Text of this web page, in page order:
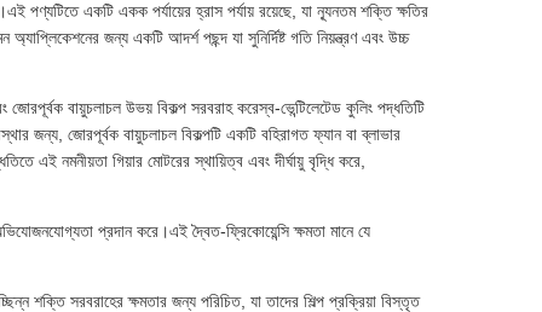
পণ্যটিতে একটি একক পর্যায়ের হ্রাস পর্যায় রয়েছে, যা ন্যূনতম শক্তি ক্ষতির
জন্য একটি আদর্শ পছন্দ যা সুনির্দিষ্ট গতি নিয়ন্ত্রণ এবং উচ্চ
বায়ুচলাচল উভয় বিকল্প সরবরাহ করেস্ব-ভেন্টিলেটেড কুলিং পদ্ধতিটি
জন্য, জোরপূর্বক বায়ুচলাচল বিকল্পটি একটি বহিরাগত ফ্যান বা ব্লাভার
এই নমনীয়তা গিয়ার মোটরের স্থায়িত্ব এবং দীর্ঘায়ু বৃদ্ধি করে,
প্রদান করে।এই দ্বৈত-ফ্রিকোয়েন্সি ক্ষমতা মানে যে
শক্তি সরবরাহের ক্ষমতার জন্য পরিচিত, যা তাদের শিল্প প্রক্রিয়া বিস্তৃত